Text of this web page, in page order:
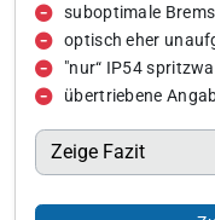
suboptimale
optisch eher
"nur“ IP54
übertriebene
Zeige Fazit